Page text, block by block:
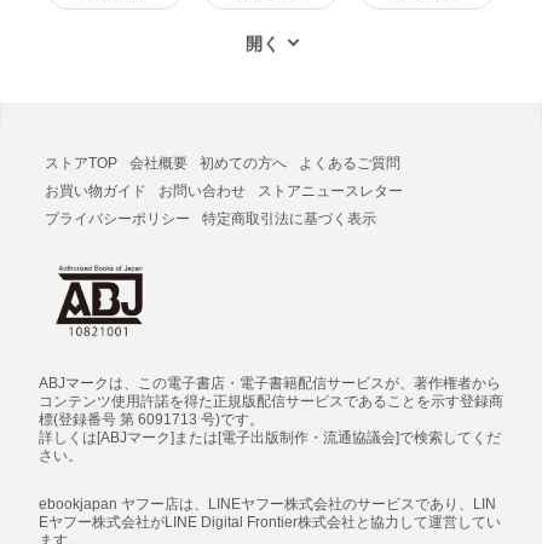
ストアTOP 会社概要 初めての方へ
よくあるご質問
お買い物ガイド
お問い合わせ
ストアニュースレター
プライバシーポリシー
特定商取引法に基づく表示
ABJマークは、この電子書店・電子書籍配信サービスが、著作権者から
コンテンツ使用許諾を得た正規版配信サービスであることを示す登録商
標(登録番号 第 6091713 号)です。
詳しくは[ABJマーク]または[電子出版制作・流通協議会]で検索してくだ
さい。
ebookjapan ヤフー店は、LINEヤフー株式会社のサービスであり、LIN
Eヤフー株式会社がLINE Digital Frontier株式会社と協力して運営してい